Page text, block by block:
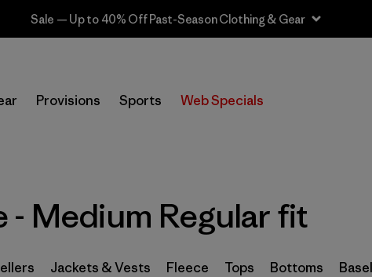
Sale — Up to 40% Off Past-Season Clothing & Gear
Provisions Sports Web Specials
Selecciona una tienda
Filtrar por
Size
Filtrar por
Fit
- Medium Regular fit
Jackets & Vests Fleece Tops Bottoms